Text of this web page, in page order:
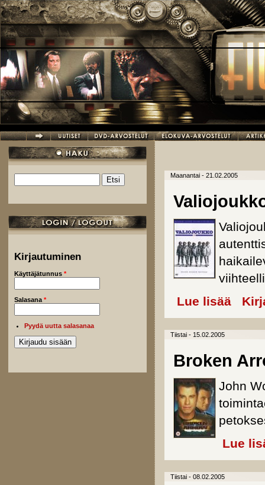
Hyppää pääsisältöön
Hakulomake
Kirjautuminen
Käyttäjätunnus *
Salasana *
Pyydä uutta salasanaa
Maanantai - 21.02.2005
Lue lisää about
Tiistai - 15.02.2005
Broken
John
Lue
Tiistai - 08.02.2005